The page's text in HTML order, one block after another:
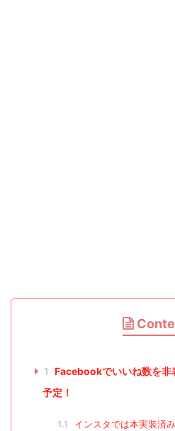
1 Facebookでいいね数を非
予定！
1.1 インスタでは本実装済み